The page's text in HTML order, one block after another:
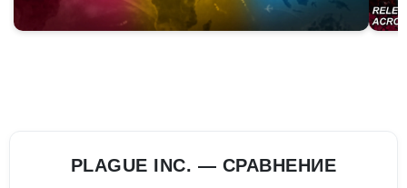
PLAGUE INC. — СРАВНЕНИЕ